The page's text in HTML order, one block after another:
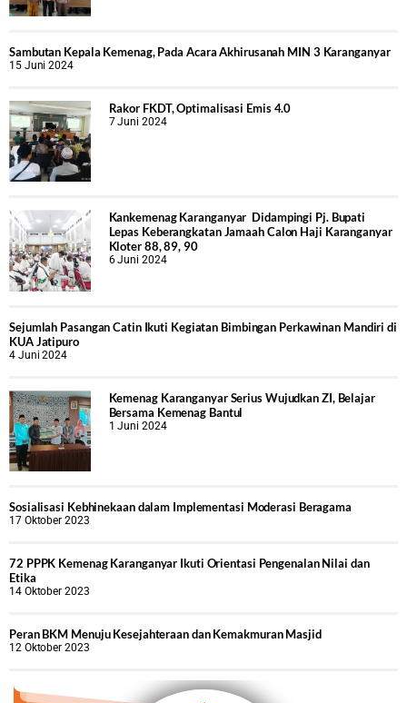
Sambutan Kepala Kemenag, Pada Acara Akhirusanah MIN 3 Karanganyar
15 Juni 2024
Rakor FKDT, Optimalisasi Emis 4.0
7 Juni 2024
Kankemenag Karanganyar Didampingi Pj. Bupati
Lepas Keberangkatan Jamaah Calon Haji Karanganyar
Kloter 88, 89, 90
6 Juni 2024
Sejumlah Pasangan Catin Ikuti Kegiatan Bimbingan Perkawinan Mandiri di
KUA Jatipuro
4 Juni 2024
Kemenag Karanganyar Serius Wujudkan ZI, Belajar
Bersama Kemenag Bantul
1 Juni 2024
Sosialisasi Kebhinekaan dalam Implementasi Moderasi Beragama
17 Oktober 2023
72 PPPK Kemenag Karanganyar Ikuti Orientasi Pengenalan Nilai dan
Etika
14 Oktober 2023
Peran BKM Menuju Kesejahteraan dan Kemakmuran Masjid
12 Oktober 2023